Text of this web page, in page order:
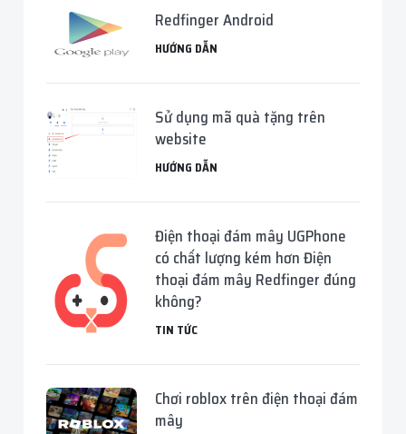
Redfinger Android
HƯỚNG DẪN
Sử dụng mã quà tặng trên
website
HƯỚNG DẪN
Điện thoại đám mây UGPhone
có chất lượng kém hơn Điện
thoại đám mây Redfinger đúng
không?
TIN TỨC
Chơi roblox trên điện thoại đám
mây